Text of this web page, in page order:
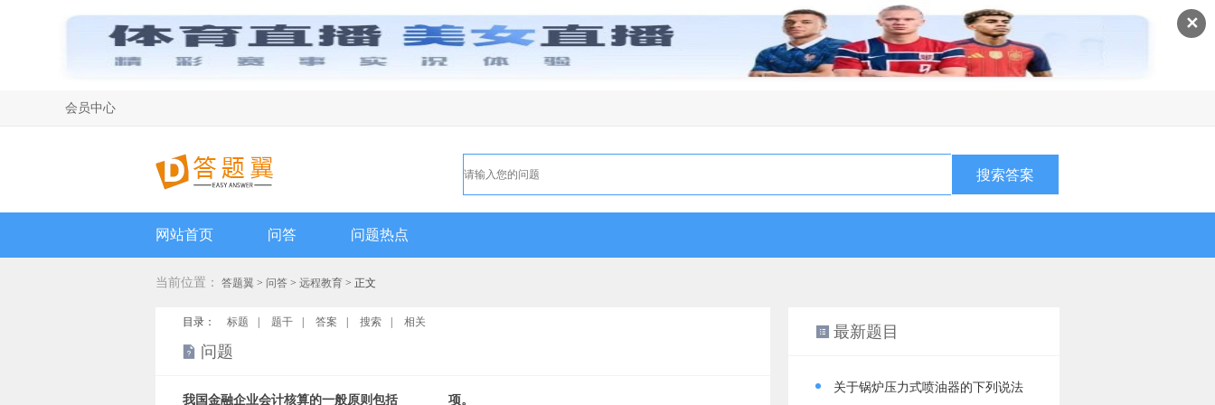
✕
会员中心
网站首页 问答 问题热点
当前位置： 答题翼 > 问答 > 远程教育 > 正文
目录： 标题 题干 答案 搜索 相关
问题
我国金融企业会计核算的一般原则包括________项。
最新题目
关于锅炉压力式喷油器的下列说法